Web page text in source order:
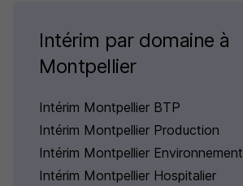
Intérim par domaine à
Montpellier
Intérim Montpellier BTP
Intérim Montpellier Production
Intérim Montpellier Environnement
Intérim Montpellier Hospitalier